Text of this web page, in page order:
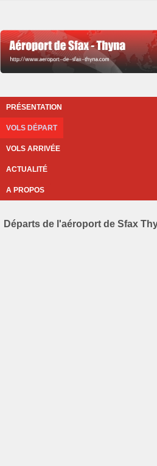
PRÉSENTATION
VOLS DÉPART
VOLS ARRIVÉE
ACTUALITÉ
A PROPOS
Départs de l'aéroport de Sfax